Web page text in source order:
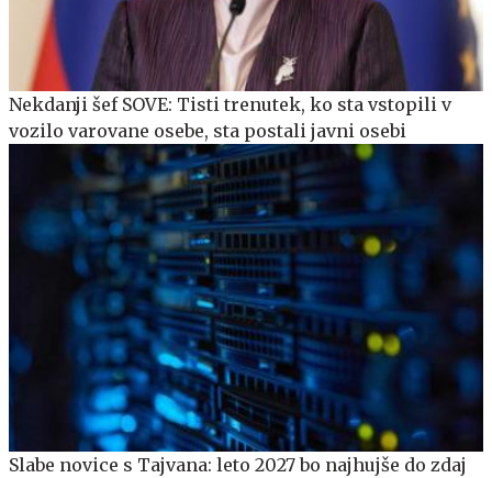
Nekdanji šef SOVE: Tisti trenutek, ko sta vstopili v
vozilo varovane osebe, sta postali javni osebi
Slabe novice s Tajvana: leto 2027 bo najhujše do zdaj